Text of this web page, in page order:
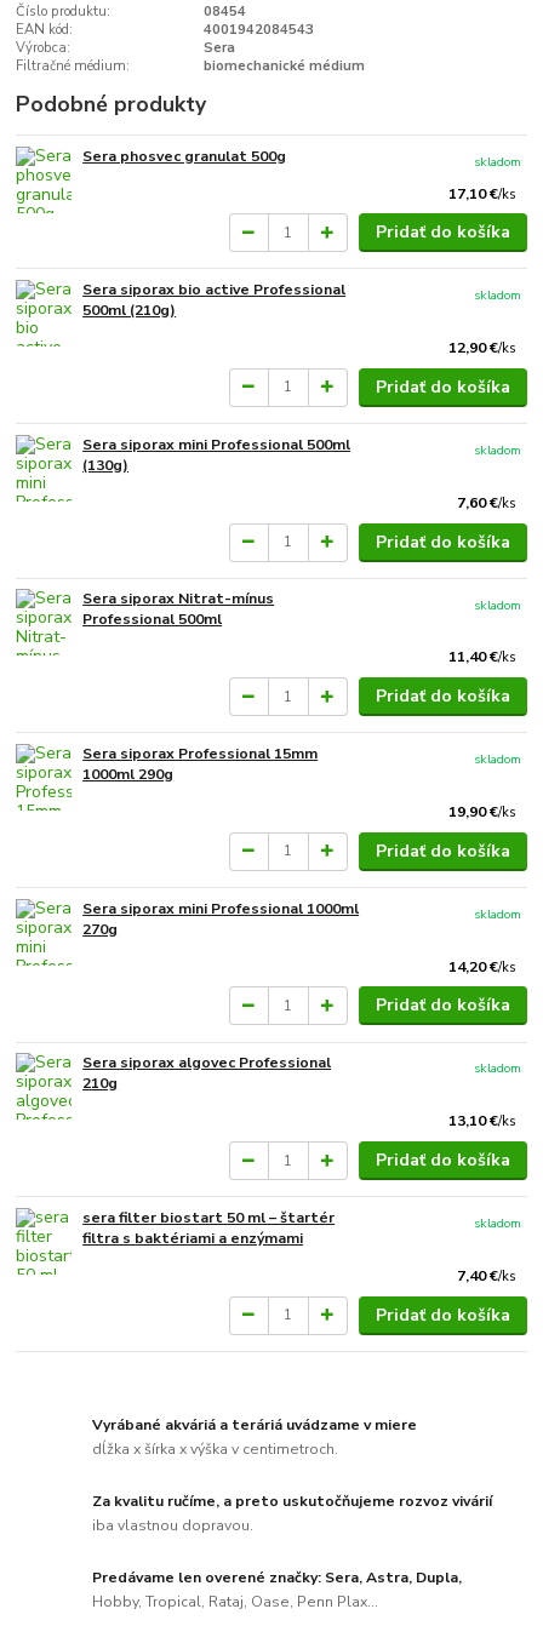
Číslo produktu:
08454
EAN kód:
4001942084543
Výrobca:
Sera
Filtračné médium:
biomechanické médium
Podobné produkty
Sera phosvec granulat 500g
17,10 €/ks
skladom
Pridať do košíka
Sera siporax bio active Professional
500ml (210g)
12,90 €/ks
skladom
Pridať do košíka
Sera siporax mini Professional 500ml
(130g)
7,60 €/ks
skladom
Pridať do košíka
Sera siporax Nitrat-mínus
Professional 500ml
11,40 €/ks
skladom
Pridať do košíka
Sera siporax Professional 15mm
1000ml 290g
19,90 €/ks
skladom
Pridať do košíka
Sera siporax mini Professional 1000ml
270g
14,20 €/ks
skladom
Pridať do košíka
Sera siporax algovec Professional
210g
13,10 €/ks
skladom
Pridať do košíka
sera filter biostart 50 ml – štartér
filtra s baktériami a enzýmami
7,40 €/ks
skladom
Pridať do košíka
Vyrábané akváriá a teráriá uvádzame v miere
dĺžka x šírka x výška v centimetroch.
Za kvalitu ručíme, a preto uskutočňujeme rozvoz vivárií
iba vlastnou dopravou.
Predávame len overené značky: Sera, Astra, Dupla,
Hobby, Tropical, Rataj, Oase, Penn Plax...